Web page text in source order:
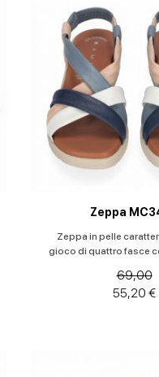
Zeppa
Zeppa in pelle
gioco di quattro fasce
69,00
55,20 €